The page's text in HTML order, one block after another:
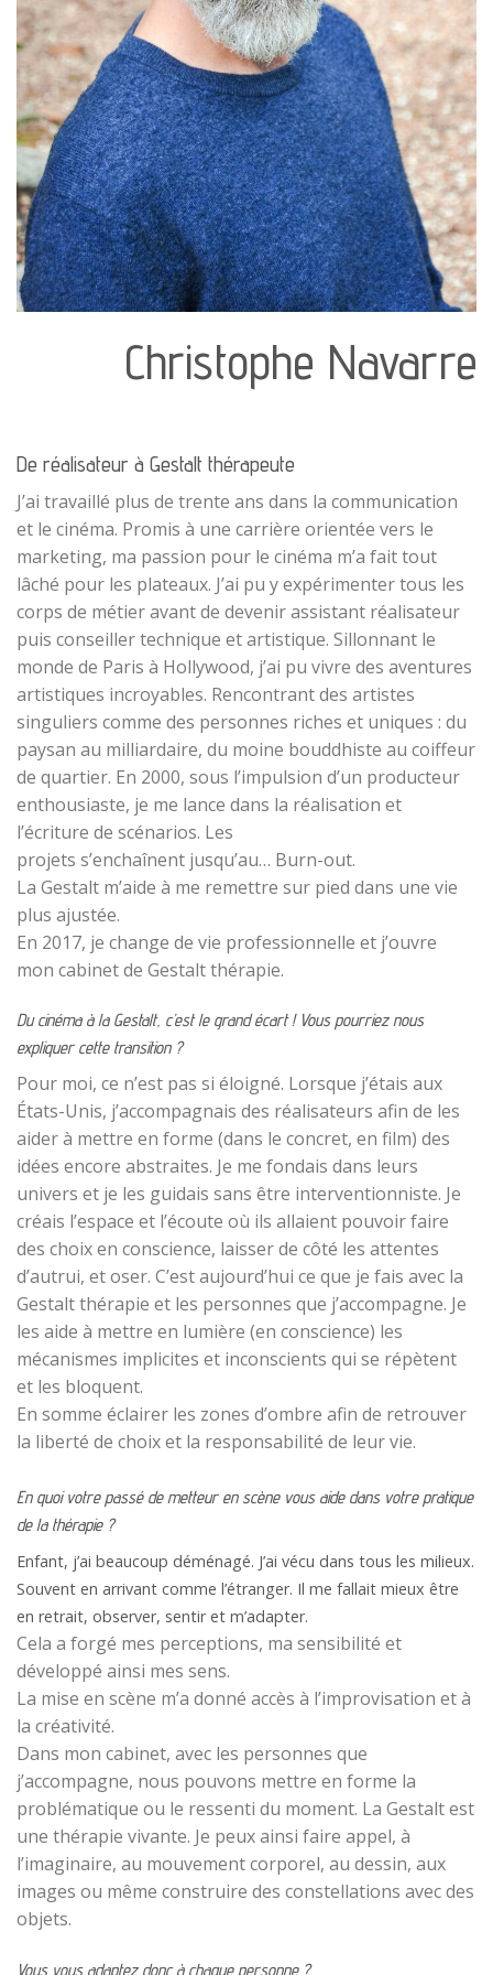
Christophe Navarre
De réalisateur à Gestalt thérapeute
J’ai travaillé plus de trente ans dans la communication
et le cinéma. Promis à une carrière orientée vers le
marketing, ma passion pour le cinéma m’a fait tout
lâché pour les plateaux. J’ai pu y expérimenter tous les
corps de métier avant de devenir assistant réalisateur
puis conseiller technique et artistique. Sillonnant le
monde de Paris à Hollywood, j’ai pu vivre des aventures
artistiques incroyables. Rencontrant des artistes
singuliers comme des personnes riches et uniques : du
paysan au milliardaire, du moine bouddhiste au coiffeur
de quartier. En 2000, sous l’impulsion d’un producteur
enthousiaste, je me lance dans la réalisation et
l’écriture de scénarios. Les
projets s’enchaînent jusqu’au… Burn-out.
La Gestalt m’aide à me remettre sur pied dans une vie
plus ajustée.
En 2017, je change de vie professionnelle et j’ouvre
mon cabinet de Gestalt thérapie.
Du cinéma à la Gestalt, c’est le grand écart ! Vous pourriez nous
expliquer cette transition ?
Pour moi, ce n’est pas si éloigné. Lorsque j’étais aux
États-Unis, j’accompagnais des réalisateurs afin de les
aider à mettre en forme (dans le concret, en film) des
idées encore abstraites. Je me fondais dans leurs
univers et je les guidais sans être interventionniste. Je
créais l’espace et l’écoute où ils allaient pouvoir faire
des choix en conscience, laisser de côté les attentes
d’autrui, et oser. C’est aujourd’hui ce que je fais avec la
Gestalt thérapie et les personnes que j’accompagne. Je
les aide à mettre en lumière (en conscience) les
mécanismes implicites et inconscients qui se répètent
et les bloquent.
En somme éclairer les zones d’ombre afin de retrouver
la liberté de choix et la responsabilité de leur vie.
En quoi votre passé de metteur en scène vous aide dans votre pratique
de la thérapie ?
Enfant, j’ai beaucoup déménagé. J’ai vécu dans tous les milieux.
Souvent en arrivant comme l’étranger. Il me fallait mieux être
en retrait, observer, sentir et m’adapter.
Cela a forgé mes perceptions, ma sensibilité et
développé ainsi mes sens.
La mise en scène m’a donné accès à l’improvisation et à
la créativité.
Dans mon cabinet, avec les personnes que
j’accompagne, nous pouvons mettre en forme la
problématique ou le ressenti du moment. La Gestalt est
une thérapie vivante. Je peux ainsi faire appel, à
l’imaginaire, au mouvement corporel, au dessin, aux
images ou même construire des constellations avec des
objets.
Vous vous adaptez donc à chaque personne ?